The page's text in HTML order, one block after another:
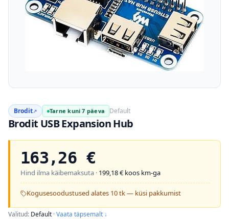
Brodit↗ Tarne kuni 7 päeva Default
Brodit USB Expansion Hub
163,26 €
Hind ilma käibemaksuta · 199,18€ koos km-ga
Kogusesoodustused alates 10 tk — küsi pakkumist
Valitud: Default ·Vaata täpsemalt ↓